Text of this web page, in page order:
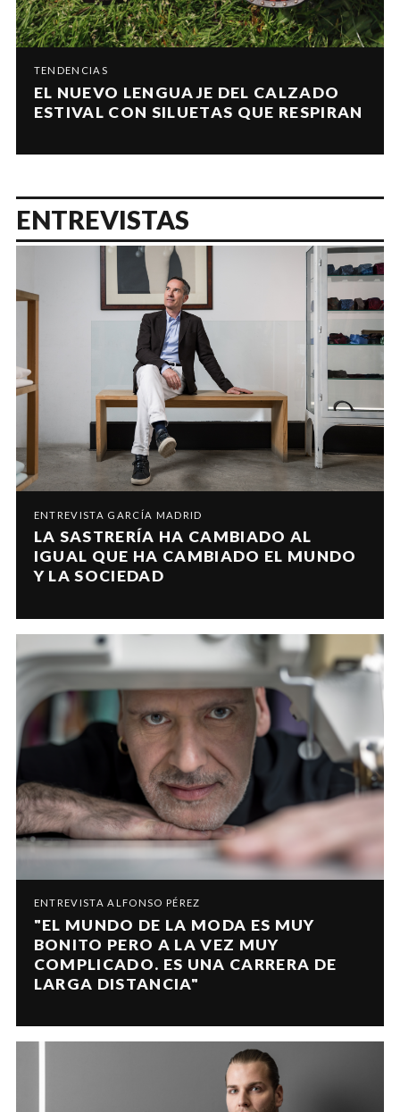
TENDENCIAS
EL NUEVO LENGUAJE DEL CALZADO
ESTIVAL CON SILUETAS QUE RESPIRAN
ENTREVISTAS
ENTREVISTA GARCÍA MADRID
LA SASTRERÍA HA CAMBIADO AL
IGUAL QUE HA CAMBIADO EL MUNDO
Y LA SOCIEDAD
ENTREVISTA ALFONSO PÉREZ
"EL MUNDO DE LA MODA ES MUY
BONITO PERO A LA VEZ MUY
COMPLICADO. ES UNA CARRERA DE
LARGA DISTANCIA"